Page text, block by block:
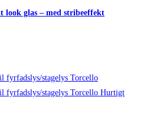
look glas – med stribeeffekt
Hurtigt